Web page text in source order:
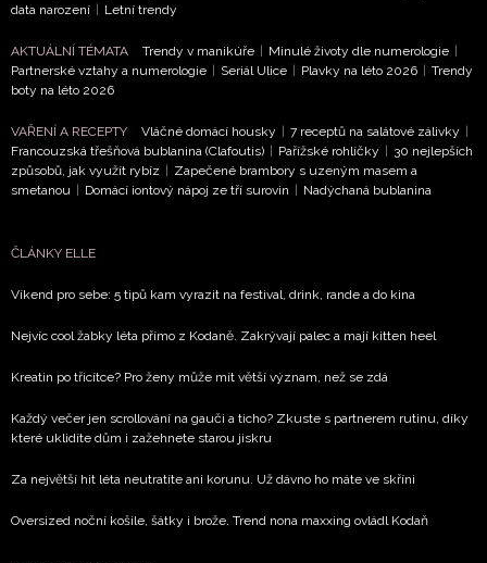
data narození
Letní trendy
AKTUÁLNÍ TÉMATA Trendy v manikúře Minulé životy dle numerologie
Partnerské vztahy a numerologie
Seriál Ulice Plavky na léto 2026
Trendy
boty na léto 2026
VAŘENÍ A RECEPTY Vláčné domácí housky 7 receptů na salátové zálivky
Francouzská třešňová bublanina (Clafoutis)
Pařížské rohlíčky
30 nejlepších
způsobů, jak využít rybíz
Zapečené brambory s uzeným masem a
smetanou
Domácí iontový nápoj ze tří surovin Nadýchaná bublanina
ČLÁNKY ELLE
Víkend pro sebe: 5 tipů kam vyrazit na festival, drink, rande a do kina
Nejvíc cool žabky léta přímo z Kodaně. Zakrývají palec a mají kitten heel
Kreatin po třicítce? Pro ženy může mít větší význam, než se zdá
Každý večer jen scrollování na gauči a ticho? Zkuste s partnerem rutinu, díky
které uklidíte dům i zažehnete starou jiskru
Za největší hit léta neutratíte ani korunu. Už dávno ho máte ve skříni
Oversized noční košile, šátky i brože. Trend nona maxxing ovládl Kodaň